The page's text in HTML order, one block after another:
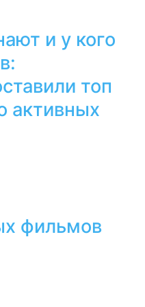
и у кого
топ
активных
фильмов